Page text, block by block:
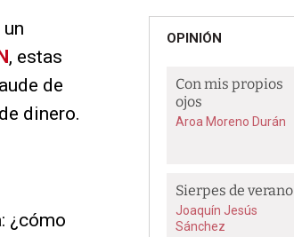
un
, estas
de
dinero.
¿cómo
OPINIÓN
Con mis propios
ojos
Aroa Moreno Durán
Sierpes de verano
Joaquín Jesús
Sánchez